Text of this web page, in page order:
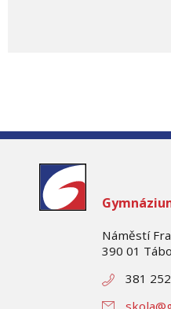
Náměstí
390 01
381